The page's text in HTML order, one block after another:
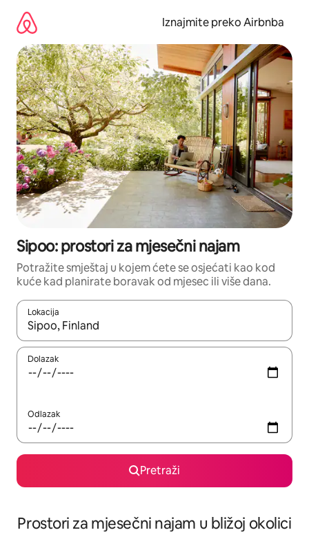
sadržaj
Iznajmite preko Airbnba
Sipoo: prostori za mjesečni najam
Potražite smještaj u kojem ćete se osjećati kao kod
kuće kad planirate boravak od mjesec ili više dana.
Lokacija
Kada budu dostupni rezultati, moći ćete ih pregledati
Dolazak
Odlazak
Pretraži
Prostori za mjesečni najam u bližoj okolici